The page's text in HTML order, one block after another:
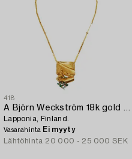
418
A Björn Weckström 18k gold pendant with turmalines and a chain,
Lapponia, Finland.
Vasarahinta Ei myyty
Lähtöhinta 20 000 - 25 000 SEK